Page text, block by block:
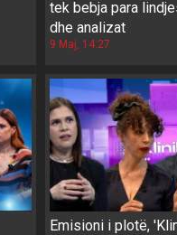
tek bebja para
dhe analizat
9 Maj, 14:27
Emisioni i plotë,